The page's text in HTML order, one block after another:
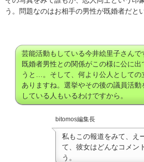
う。問題なのはお相手の男性が既婚者だと
芸能活動もしている今井絵里子さんで
既婚者男性との関係がこの様に公に出
うと…。そして、何より公人としての
ありますね。選挙やその後の議員活動
している人もいるわけですから。
bitomos編集長
私もこの報道をみて、え
て、彼女はどんなコメン
う。